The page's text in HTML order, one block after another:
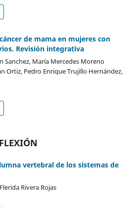
de mama en mujeres con
Revisión integrativa
María Mercedes Moreno
Ortiz, Pedro Enrique Trujillo Hernández,
vertebral de los sistemas de
Rivera Rojas